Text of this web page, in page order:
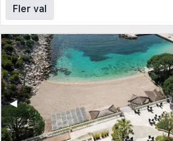
Fler val
◀︎